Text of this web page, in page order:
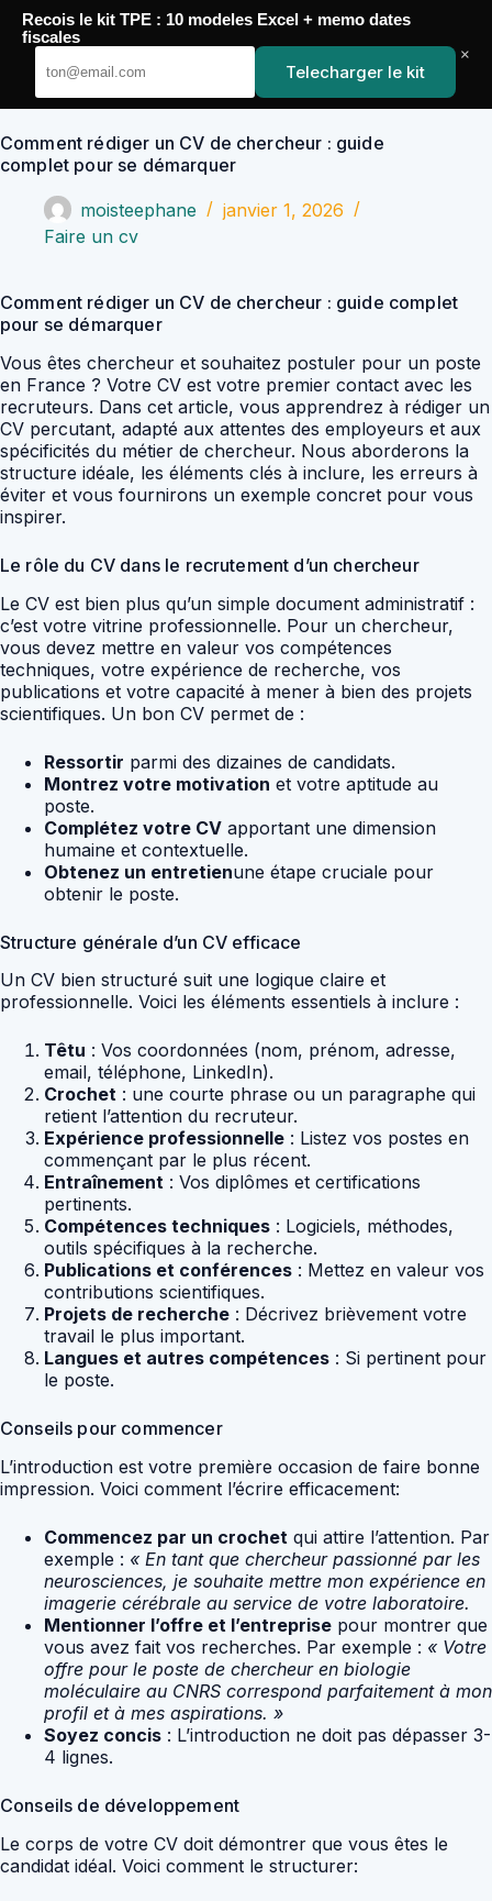
Passer
contenu
YoupiJobs
Comment rédiger un CV de chercheur : guide
complet pour se démarquer
moisteephane
janvier 1, 2026
Faire un cv
Comment rédiger un CV de chercheur : guide complet
pour se démarquer
Vous êtes chercheur et souhaitez postuler pour un poste
en France ? Votre CV est votre premier contact avec les
recruteurs. Dans cet article, vous apprendrez à rédiger un
CV percutant, adapté aux attentes des employeurs et aux
spécificités du métier de chercheur. Nous aborderons la
structure idéale, les éléments clés à inclure, les erreurs à
éviter et vous fournirons un exemple concret pour vous
inspirer.
Le rôle du CV dans le recrutement d’un chercheur
Le CV est bien plus qu’un simple document administratif :
c’est votre vitrine professionnelle. Pour un chercheur,
vous devez mettre en valeur vos compétences
techniques, votre expérience de recherche, vos
publications et votre capacité à mener à bien des projets
scientifiques. Un bon CV permet de :
Ressortir parmi des dizaines de candidats.
Montrez votre motivation et votre aptitude au
poste.
Complétez votre CV apportant une dimension
humaine et contextuelle.
Obtenez un entretienune étape cruciale pour
obtenir le poste.
Structure générale d’un CV efficace
Un CV bien structuré suit une logique claire et
professionnelle. Voici les éléments essentiels à inclure :
Têtu : Vos coordonnées (nom, prénom, adresse,
email, téléphone, LinkedIn).
Crochet : une courte phrase ou un paragraphe qui
retient l’attention du recruteur.
Expérience professionnelle : Listez vos postes en
commençant par le plus récent.
Entraînement : Vos diplômes et certifications
pertinents.
Compétences techniques : Logiciels, méthodes,
outils spécifiques à la recherche.
Publications et conférences : Mettez en valeur vos
contributions scientifiques.
Projets de recherche : Décrivez brièvement votre
travail le plus important.
Langues et autres compétences : Si pertinent pour
le poste.
Conseils pour commencer
L’introduction est votre première occasion de faire bonne
impression. Voici comment l’écrire efficacement:
Commencez par un crochet qui attire l’attention. Par
exemple : « En tant que chercheur passionné par les
neurosciences, je souhaite mettre mon expérience en
imagerie cérébrale au service de votre laboratoire.
Mentionner l’offre et l’entreprise pour montrer que
vous avez fait vos recherches. Par exemple : « Votre
offre pour le poste de chercheur en biologie
moléculaire au CNRS correspond parfaitement à mon
profil et à mes aspirations. »
Soyez concis : L’introduction ne doit pas dépasser 3-
4 lignes.
Conseils de développement
Le corps de votre CV doit démontrer que vous êtes le
candidat idéal. Voici comment le structurer:
Recois le kit TPE : 10 modeles Excel + memo dates
fiscales
Telecharger le kit
×